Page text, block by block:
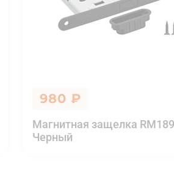
980 ₽
Магнитная защелка
Черный